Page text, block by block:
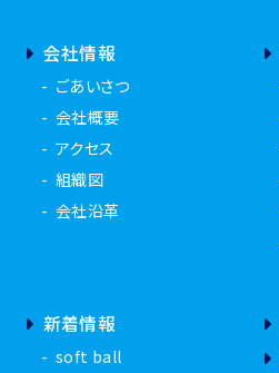
会社情報
ごあいさつ
会社概要
アクセス
組織図
会社沿革
新着情報
soft ball